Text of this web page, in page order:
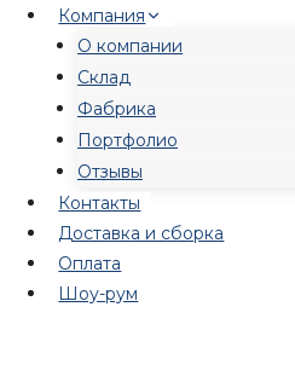
Перейти
содержимому
Компания
О компании
Склад
Фабрика
Портфолио
Отзывы
Контакты
Доставка и сборка
Оплата
Шоу-рум